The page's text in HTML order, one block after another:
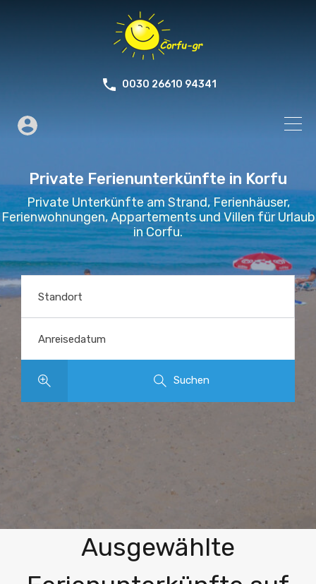
0030 26610 94341
Private Ferienunterkünfte in Korfu
Private Unterkünfte am Strand, Ferienhäuser,
Ferienwohnungen, Appartements und Villen für Urlaub
in Corfu.
Standort
Anreisedatum
Suchen
Entdecken Sie unsere
Ausgewählte